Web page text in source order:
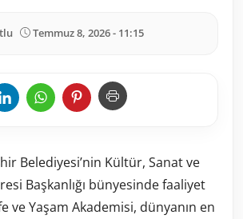
Temmuz 8, 2026 - 11:15
Belediyesi’nin Kültür, Sanat ve
Başkanlığı bünyesinde faaliyet
ve Yaşam Akademisi, dünyanın en